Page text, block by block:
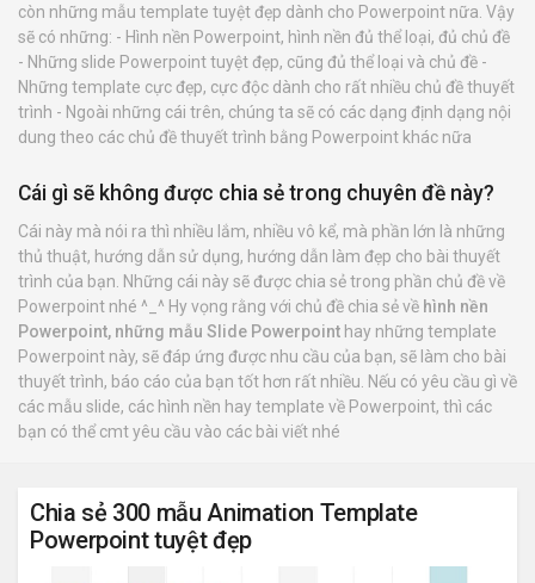
còn những mẫu template tuyệt đẹp dành cho Powerpoint nữa. Vậy
sẽ có những: - Hình nền Powerpoint, hình nền đủ thể loại, đủ chủ đề
- Những slide Powerpoint tuyệt đẹp, cũng đủ thể loại và chủ đề -
Những template cực đẹp, cực độc dành cho rất nhiều chủ đề thuyết
trình - Ngoài những cái trên, chúng ta sẽ có các dạng định dạng nội
dung theo các chủ đề thuyết trình bằng Powerpoint khác nữa
Cái gì sẽ không được chia sẻ trong chuyên đề này?
Cái này mà nói ra thì nhiều lắm, nhiều vô kể, mà phần lớn là những
thủ thuật, hướng dẫn sử dụng, hướng dẫn làm đẹp cho bài thuyết
trình của bạn. Những cái này sẽ được chia sẻ trong phần chủ đề về
Powerpoint nhé ^_^ Hy vọng rằng với chủ đề chia sẻ về hình nền
Powerpoint, những mẫu Slide Powerpoint hay những template
Powerpoint này, sẽ đáp ứng được nhu cầu của bạn, sẽ làm cho bài
thuyết trình, báo cáo của bạn tốt hơn rất nhiều. Nếu có yêu cầu gì về
các mẫu slide, các hình nền hay template về Powerpoint, thì các
bạn có thể cmt yêu cầu vào các bài viết nhé
Chia sẻ 300 mẫu Animation Template
Powerpoint tuyệt đẹp